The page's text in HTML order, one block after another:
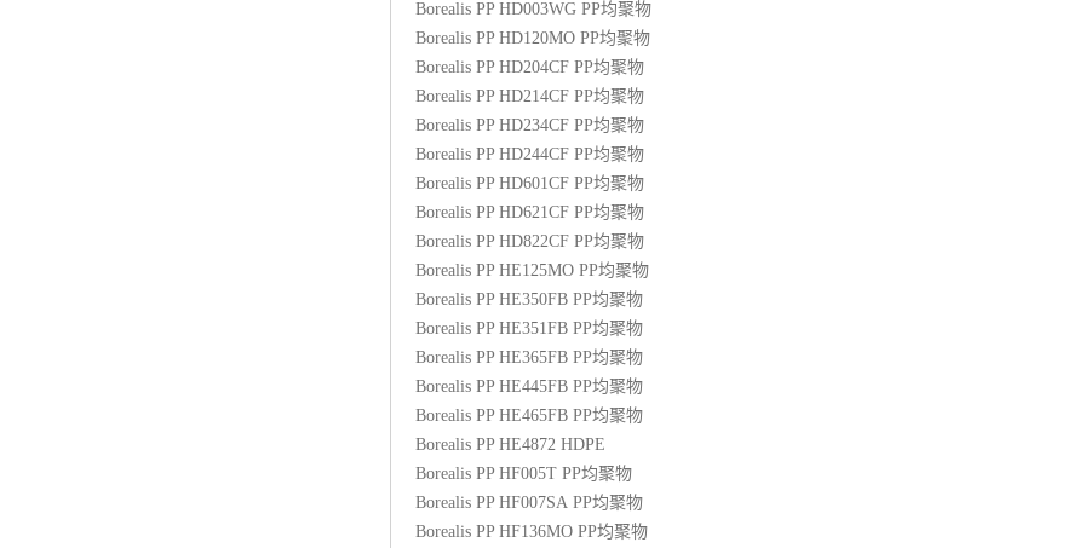
Borealis PP HD003WG PP均聚物
Borealis PP HD120MO PP均聚物
Borealis PP HD204CF PP均聚物
Borealis PP HD214CF PP均聚物
Borealis PP HD234CF PP均聚物
Borealis PP HD244CF PP均聚物
Borealis PP HD601CF PP均聚物
Borealis PP HD621CF PP均聚物
Borealis PP HD822CF PP均聚物
Borealis PP HE125MO PP均聚物
Borealis PP HE350FB PP均聚物
Borealis PP HE351FB PP均聚物
Borealis PP HE365FB PP均聚物
Borealis PP HE445FB PP均聚物
Borealis PP HE465FB PP均聚物
Borealis PP HE4872 HDPE
Borealis PP HF005T PP均聚物
Borealis PP HF007SA PP均聚物
Borealis PP HF136MO PP均聚物